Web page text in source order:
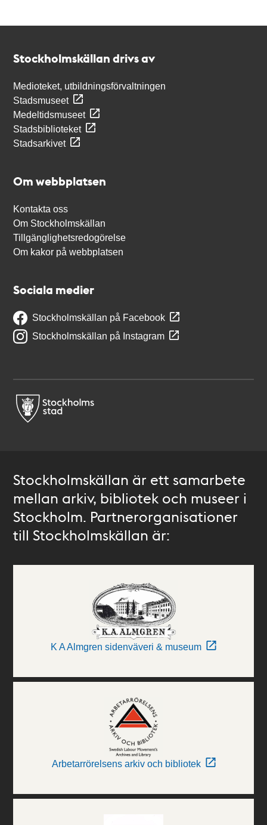
Stockholmskällan drivs av
Medioteket, utbildningsförvaltningen
Stadsmuseet
Medeltidsmuseet
Stadsbiblioteket
Stadsarkivet
Om webbplatsen
Kontakta oss
Om Stockholmskällan
Tillgänglighetsredogörelse
Om kakor på webbplatsen
Sociala medier
Stockholmskällan på Facebook
Stockholmskällan på Instagram
Stockholmskällan är ett samarbete
mellan arkiv, bibliotek och museer i
Stockholm. Partnerorganisationer
till Stockholmskällan är:
K A Almgren sidenväveri & museum
Arbetarrörelsens arkiv och bibliotek